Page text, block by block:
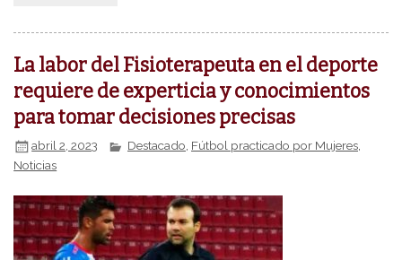
La labor del Fisioterapeuta en el deporte
requiere de experticia y conocimientos
para tomar decisiones precisas
abril 2, 2023 Destacado, Fútbol practicado por Mujeres,
Noticias